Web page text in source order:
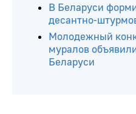
В Беларуси
десантно-
Молодежный
муралов
Беларуси